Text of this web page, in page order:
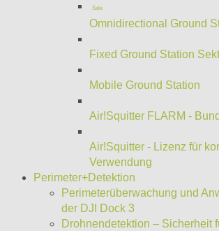
Sale
Omnidirectional Ground
Fixed Ground Station
Mobile Ground Station
Air!Squitter FLARM -
Air!Squitter - Lizenz für
Verwendung
Perimeter+Detektion
Perimeterüberwachung und
der DJI Dock 3
Drohnendetektion – Sicherheit